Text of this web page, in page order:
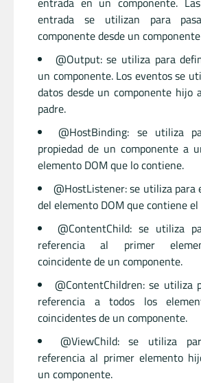
entrada se utilizan para
componente desde un
@Output: se utiliza para
un componente. Los eventos se
datos desde un componente hijo
padre.
@HostBinding: se utiliza
propiedad de un componente a
elemento DOM que lo contiene.
@HostListener: se utiliza para
del elemento DOM que contiene
@ContentChild: se utiliza
referencia al primer
coincidente de un componente.
@ContentChildren: se utiliza
referencia a todos los
coincidentes de un componente.
@ViewChild: se utiliza
referencia al primer elemento
un componente.